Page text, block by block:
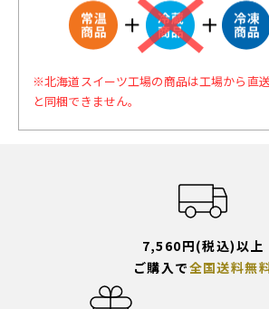
※北海道スイーツ工場の商品は工場から直
と同梱できません。
7,560円(税込)以上
ご購入で全国送料無